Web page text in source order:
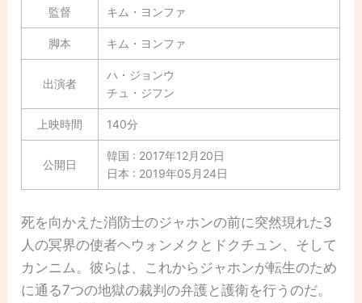
監督 キム・ヨンファ
脚本 キム・ヨンファ
出演者
ハ・ジョンウ
チュ・ジフン
上映時間 140分
公開日
韓国 : 2017年12月20日
日本 : 2019年05月24日
死を向かえた消防士のジャホンの前に突然現れた3
人の冥界の使者ヘウォンメクとドクチュン、そして
カンニム。彼らは、これからジャホンが転生のため
に通る7つの地獄の裁判の弁護と護衛を行うのだ。